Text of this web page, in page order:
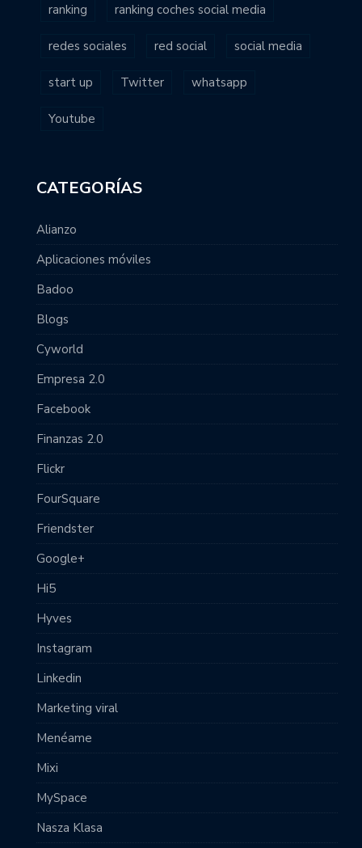
ranking ranking coches social media
redes sociales red social social media
start up Twitter whatsapp
Youtube
CATEGORÍAS
Alianzo
Aplicaciones móviles
Badoo
Blogs
Cyworld
Empresa 2.0
Facebook
Finanzas 2.0
Flickr
FourSquare
Friendster
Google+
Hi5
Hyves
Instagram
Linkedin
Marketing viral
Menéame
Mixi
MySpace
Nasza Klasa